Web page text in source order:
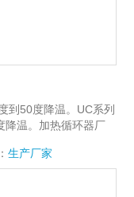
到50度降温。UC系列
降温。加热循环器厂
生产厂家